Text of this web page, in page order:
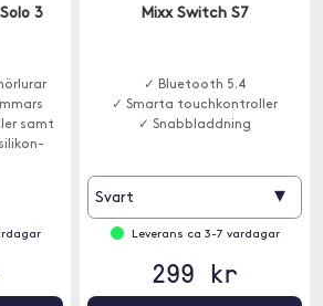
3
samt
Mixx Switch S7
✓ Bluetooth 5.4
✓ Smarta touchkontroller
✓ Snabbladdning
Svart ▾
Leverans ca 3-7 vardagar
299 kr